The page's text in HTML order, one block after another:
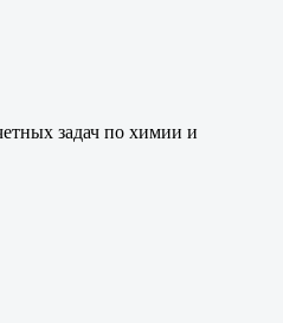
задач по химии и